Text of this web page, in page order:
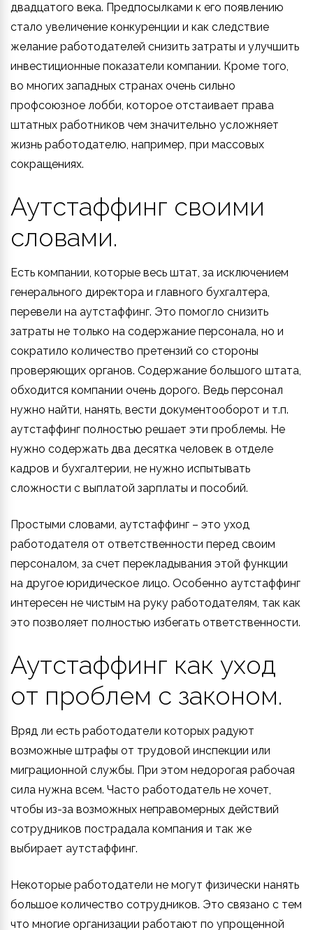
двадцатого века. Предпосылками к его появлению
стало увеличение конкуренции и как следствие
желание работодателей снизить затраты и улучшить
инвестиционные показатели компании. Кроме того,
во многих западных странах очень сильно
профсоюзное лобби, которое отстаивает права
штатных работников чем значительно усложняет
жизнь работодателю, например, при массовых
сокращениях.
Аутстаффинг своими
словами.
Есть компании, которые весь штат, за исключением
генерального директора и главного бухгалтера,
перевели на аутстаффинг. Это помогло снизить
затраты не только на содержание персонала, но и
сократило количество претензий со стороны
проверяющих органов. Содержание большого штата,
обходится компании очень дорого. Ведь персонал
нужно найти, нанять, вести документооборот и т.п.
аутстаффинг полностью решает эти проблемы. Не
нужно содержать два десятка человек в отделе
кадров и бухгалтерии, не нужно испытывать
сложности с выплатой зарплаты и пособий.
Простыми словами, аутстаффинг – это уход
работодателя от ответственности перед своим
персоналом, за счет перекладывания этой функции
на другое юридическое лицо. Особенно аутстаффинг
интересен не чистым на руку работодателям, так как
это позволяет полностью избегать ответственности.
Аутстаффинг как уход
от проблем с законом.
Вряд ли есть работодатели которых радуют
возможные штрафы от трудовой инспекции или
миграционной службы. При этом недорогая рабочая
сила нужна всем. Часто работодатель не хочет,
чтобы из-за возможных неправомерных действий
сотрудников пострадала компания и так же
выбирает аутстаффинг.
Некоторые работодатели не могут физически нанять
большое количество сотрудников. Это связано с тем
что многие организации работают по упрощенной